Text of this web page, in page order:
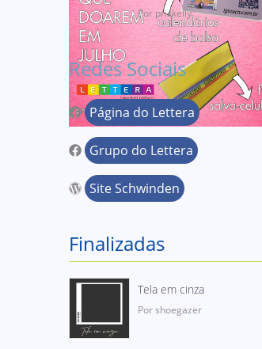
Por priskelly
Redes Sociais
Página do Lettera
Grupo do Lettera
Site Schwinden
Finalizadas
Tela em cinza
Por shoegazer